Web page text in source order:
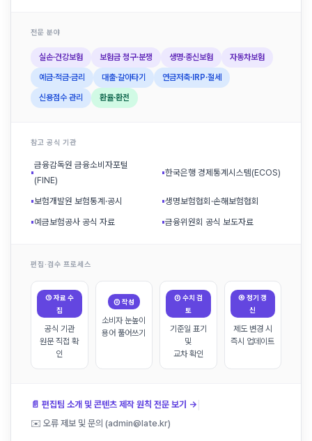
전문 분야
실손·건강보험 보험금 청구·분쟁 생명·종신보험 자동차보험
예금·적금·금리 대출·갈아타기 연금저축·IRP·절세
신용점수 관리 환율·환전
참고 공식 기관
▪
금융감독원 금융소비자포털
(FINE)
▪한국은행 경제통계시스템(ECOS)
▪보험개발원 보험통계·공시 ▪생명보험협회·손해보험협회
▪예금보험공사 공식 자료 ▪금융위원회 공식 보도자료
편집·검수 프로세스
① 자료 수
집
공식 기관
원문 직접 확
인
② 작성
소비자 눈높이
용어 풀어쓰기
③ 수치 검
토
기준일 표기
및
교차 확인
④ 정기 갱
신
제도 변경 시
즉시 업데이트
📄 편집팀 소개 및 콘텐츠 제작 원칙 전문 보기 → |
✉️ 오류 제보 및 문의 (admin@late.kr)